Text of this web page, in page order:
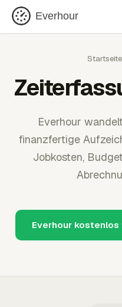
Everhour
Startseite
Everhour
finanzfertige
Jobkosten,
Everhour